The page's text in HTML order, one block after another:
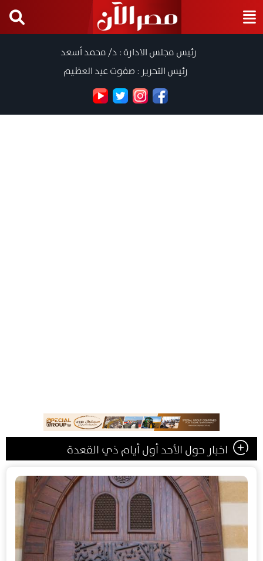
رئيس مجلس الادارة : د/ محمد أسعد
رئيس التحرير : صفوت عبد العظيم
اخبار حول الأحد أول أيام ذي القعدة